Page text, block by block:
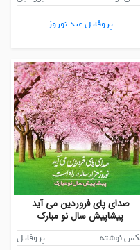
پروفایل عید نوروز
صدای پای فروردین می آید
پیشاپیش سال نو مبارک
نوشته
پروفایل